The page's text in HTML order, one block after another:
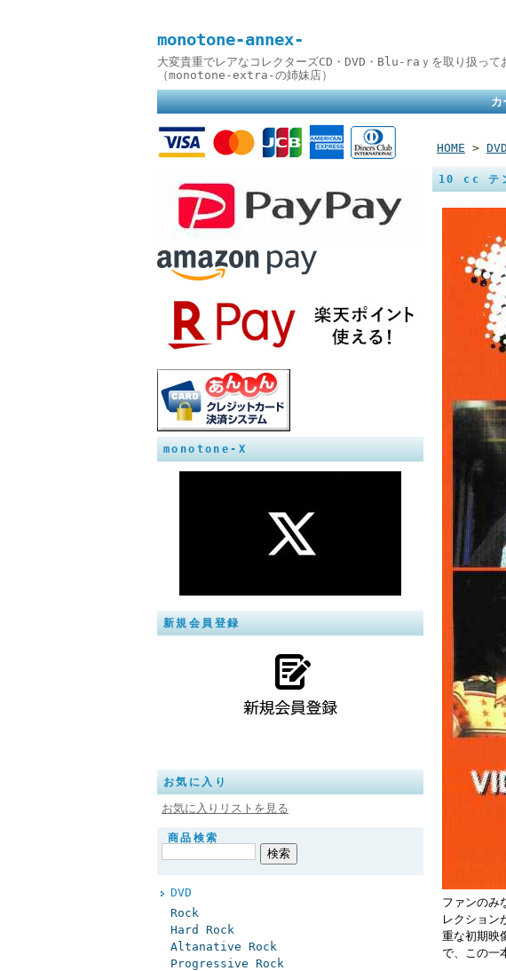
monotone-annex-
大変貴重でレアなコレクターズCD・DVD・Blu-raｙを取り扱って
（monotone-extra-の姉妹店）
カ
monotone-X
新規会員登録
お気に入り
お気に入りリストを見る
商品検索
DVD
Rock
Hard Rock
Altanative Rock
Progressive Rock
HOME > DVD
10 cc テ
ファンのみ
レクション
重な初期映
で、この一